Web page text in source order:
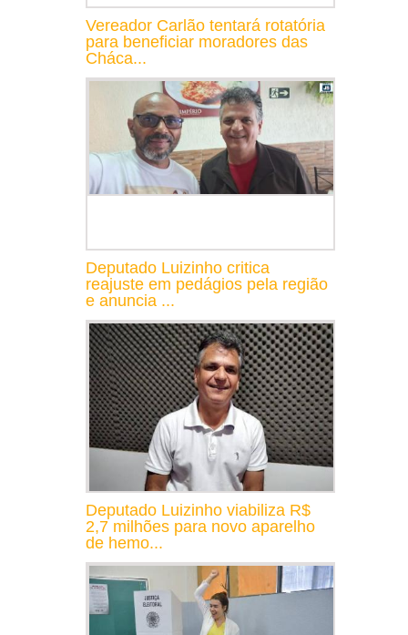
Vereador Carlão tentará rotatória
para beneficiar moradores das
Cháca...
Deputado Luizinho critica
reajuste em pedágios pela região
e anuncia ...
Deputado Luizinho viabiliza R$
2,7 milhões para novo aparelho
de hemo...